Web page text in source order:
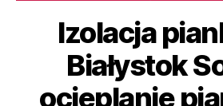
Izolacja
Białystok
ocieplanie